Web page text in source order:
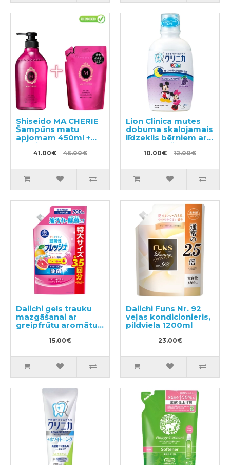
Shiseido MA CHERIE
Šampūns matu
apjomam 450ml +
pildviela 380ml
41.00€ 45.00€
Lion Clinica mutes
dobuma skalojamais
līdzeklis bērniem ar
vīnogu garšu 250ml
10.00€ 12.00€
Daiichi gels trauku
mazgāšanai ar
greipfrūtu aromātu
pildviela 700ml
15.00€
Daiichi Funs Nr. 92
veļas kondicionieris,
pildviela 1200ml
23.00€